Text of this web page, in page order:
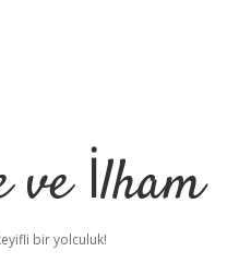
ve İlham
bir yolculuk!